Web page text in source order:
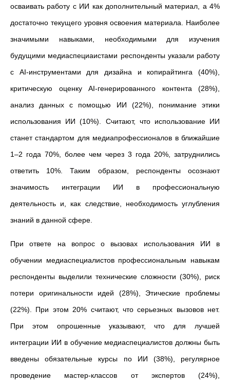
осваивать работу с ИИ как дополнительный материал, а 4%
достаточно текущего уровня освоения материала. Наиболее
значимыми навыками, необходимыми для изучения
будущими медиаспециаистами респонденты указали работу
с AI-инструментами для дизайна и копирайтинга (40%),
критическую оценку AI-генерированного контента (28%),
анализ данных с помощью ИИ (22%), понимание этики
использования ИИ (10%). Считают, что использование ИИ
станет стандартом для медиапрофессионалов в ближайшие
1–2 года 70%, более чем через 3 года 20%, затруднились
ответить 10%. Таким образом, респонденты осознают
значимость интеграции ИИ в профессиональную
деятельность и, как следствие, необходимость углубления
знаний в данной сфере.
При ответе на вопрос о вызовах использования ИИ в
обучении медиаспециалистов профессиональным навыкам
респонденты выделили технические сложности (30%), риск
потери оригинальности идей (28%), Этические проблемы
(22%). При этом 20% считают, что серьезных вызовов нет.
При этом опрошенные указывают, что для лучшей
интеграции ИИ в обучение медиаспециалистов должны быть
введены обязательные курсы по ИИ (38%), регулярное
проведение мастер-классов от экспертов (24%),